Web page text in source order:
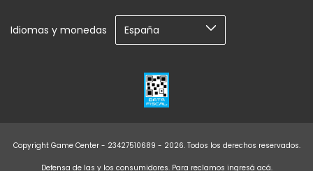
Idiomas y monedas
Copyright Game Center - 23427510689 - 2026. Todos los derechos reservados.
Defensa de las y los consumidores. Para reclamos ingresá acá.